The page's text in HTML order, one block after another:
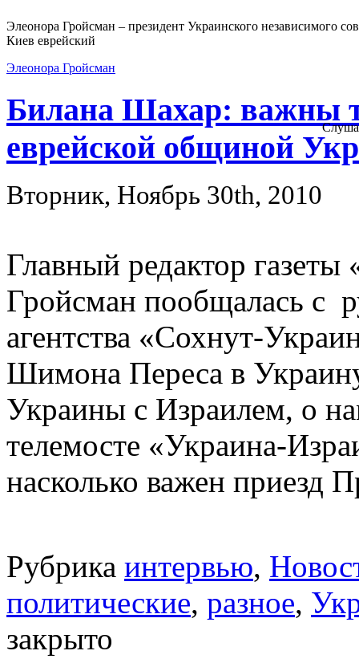
Элеонора Гройсман – президент Украинского независимого
Киев еврейский
Элеонора Гройсман
Билана Шахар: важны
еврейской общиной
Вторник, Ноябрь 30th, 2010
Главный редактор
Гройсман пообщалась с
агентства «Сохнут-
Шимона Переса в
Украины с Израилем, о
телемосте «Украина-
насколько важен приезд
Рубрика интервью,
политические, разное,
закрыто